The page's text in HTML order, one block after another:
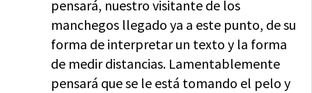
pensará, nuestro visitante de los
manchegos llegado ya a este punto, de su
forma de interpretar un texto y la forma
de medir distancias. Lamentablemente
pensará que se le está tomando el pelo y